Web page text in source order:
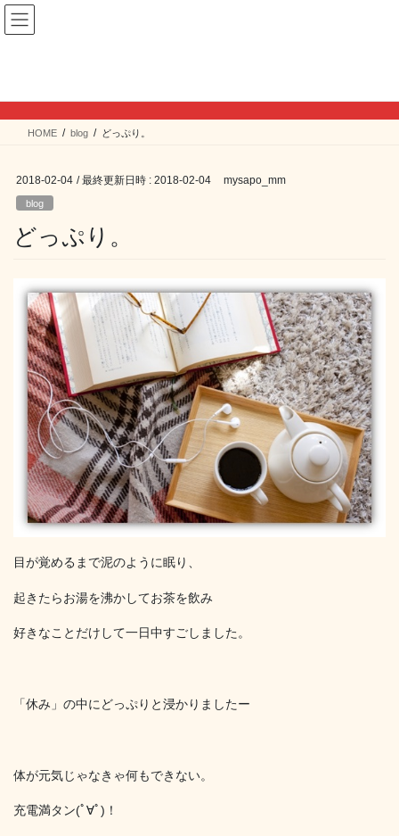
コ
ン
へ
ス
ナ
ビ
ョ
ン
HOME blog どっぷり。
2018-02-04 / 最終更新日時 : 2018-02-04 mysapo_mm
blog
どっぷり。
目が覚めるまで泥のように眠り、
起きたらお湯を沸かしてお茶を飲み
好きなことだけして一日中すごしました。
「休み」の中にどっぷりと浸かりましたー
体が元気じゃなきゃ何もできない。
充電満タン(ﾟ∀ﾟ)！